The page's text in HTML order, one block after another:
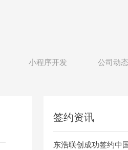
小程序开发 公司动态
签约资讯
东浩联创成功签约中